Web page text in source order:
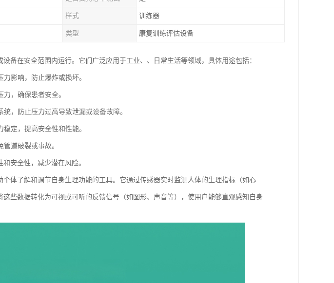
样式 训练器
类型 康复训练评估设备
备在安全范围内运行。它们广泛应用于工业、、日常生活等领域，具体用途包括：
影响，防止爆炸或损坏。
，确保患者安全。
，防止压力过高导致泄漏或设备故障。
定，提高安全性和性能。
道破裂或事故。
安全性，减少潜在风险。
体了解和调节自身生理功能的工具。它通过传感器实时监测人体的生理指标（如心
些数据转化为可视或可听的反馈信号（如图形、声音等），使用户能够直观感知自身